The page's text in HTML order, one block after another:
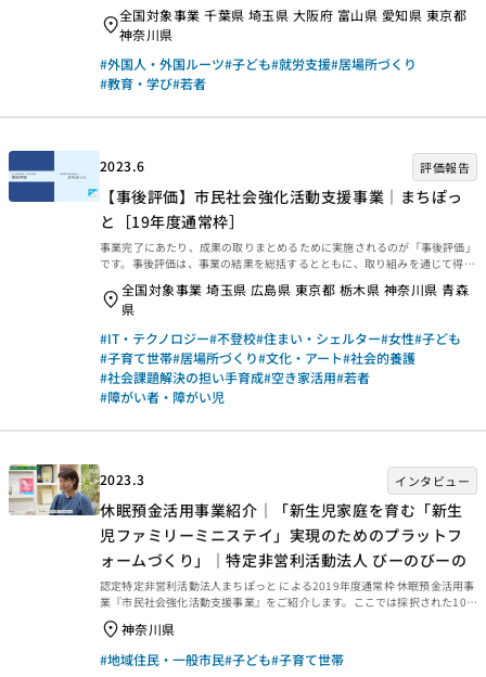
ます。今回は、2022年3月末に事業完了した2019年度通常枠【外国ルーツ
青少年未来創造事業｜日本国際交流センター】の事後評価報告書をご紹介し
ます。ぜひご覧ください。 事業概要等 事業概要などは、以下のページから
ご覧ください。 事後評価報告 事後評価報告書は、以下の外部リンクからご
覧ください。 ・資金分配団体 ・実行団体 【事業基礎情報】
全国対象事業 千葉県 埼玉県 大阪府 富山県 愛知県 東京都
神奈川県
#外国人・外国ルーツ#子ども#就労支援#居場所づくり
#教育・学び#若者
2023.6 評価報告
【事後評価】市民社会強化活動支援事業｜まちぽっ
と［19年度通常枠］
事業完了にあたり、成果の取りまとめるために実施されるのが「事後評価」
です。事後評価は、事業の結果を総括するとともに、取り組みを通じて得ら
ます。今回は、2022年3月末に事業完了した2019年度通常枠【市民社会強
化活動支援事業｜まちぽっと】の事後評価報告書をご紹介します。ぜひご覧
ください。 事業概要等 事業概要などは、以下のページからご覧ください。
事後評価報告 事後評価報告書は、以下の外部リンクからご覧ください。 ・
資金分配団体 ・実行団体 【事業基礎情報】
全国対象事業 埼玉県 広島県 東京都 栃木県 神奈川県 青森
県
#IT・テクノロジー#不登校#住まい・シェルター#女性#子ども
#子育て世帯#居場所づくり#文化・アート#社会的養護
#社会課題解決の担い手育成#空き家活用#若者
#障がい者・障がい児
2023.3 インタビュー
休眠預金活用事業紹介｜「新生児家庭を育む「新生
児ファミリーミニステイ」実現のためのプラットフ
ォームづくり」｜特定非営利活動法人 びーのびーの
認定特定非営利活動法人まちぽっと による2019年度通常枠 休眠預金活用事
業『市民社会強化活動支援事業』をご紹介します。ここでは採択された10の
実行団体のうち、特定非営利活動法人 びーのびーの「新生児家庭を育む
「新生児ファミリーミニステイ」実現のためのプラットフォームづくり」の
動画をご紹介します。
神奈川県
#地域住民・一般市民#子ども#子育て世帯